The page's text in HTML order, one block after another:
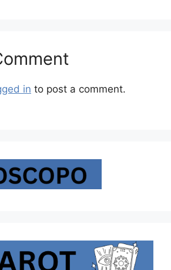
in to post a comment.